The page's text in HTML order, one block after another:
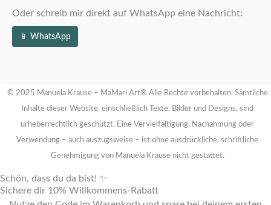
Oder schreib mir direkt auf WhatsApp eine Nachricht:
📱 WhatsApp
© 2025 Manuela Krause – MaMari Art® Alle Rechte vorbehalten. Sämtliche
Inhalte dieser Website, einschließlich Texte, Bilder und Designs, sind
urheberrechtlich geschützt. Eine Vervielfältigung, Nachahmung oder
Verwendung – auch auszugsweise – ist ohne ausdrückliche, schriftliche
Genehmigung von Manuela Krause nicht gestattet.
Schön, dass du da bist! ✨
Sichere dir 10% Willkommens-Rabatt